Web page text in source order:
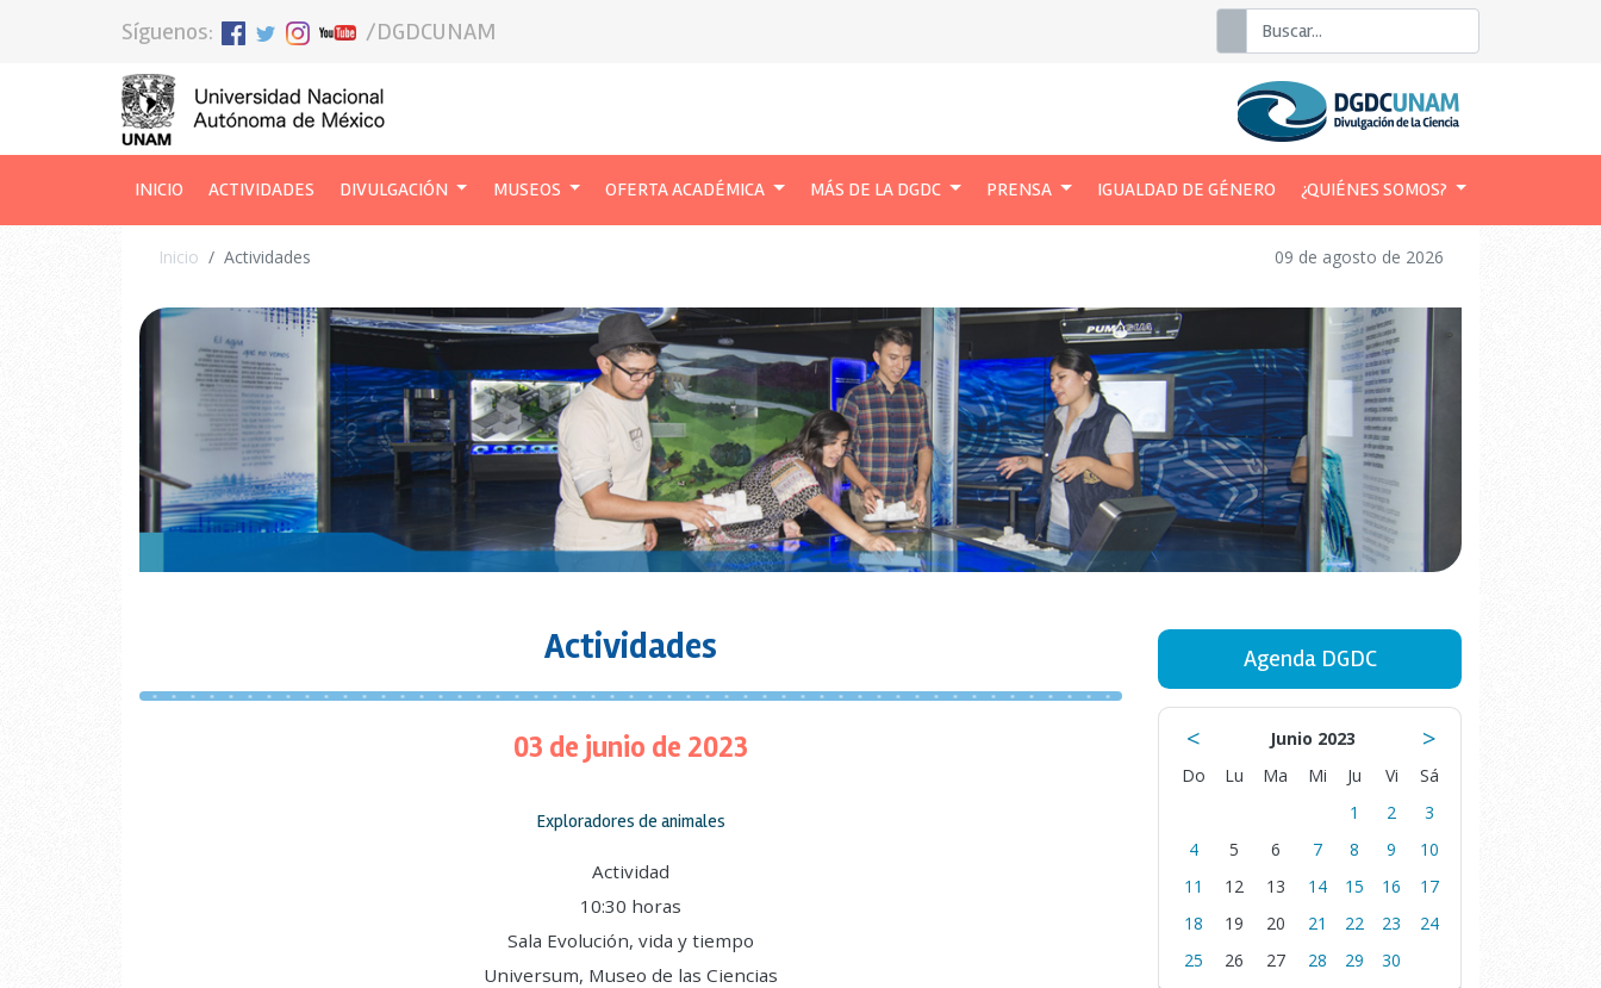
Síguenos: /DGDCUNAM Buscar
INICIO (CURRENT)
ACTIVIDADES DIVULGACIÓN MUSEOS OFERTA ACADÉMICA MÁS DE LA DGDC PRENSA IGUALDAD DE GÉNERO ¿QUIÉNES SOMOS?
Inicio Actividades 09 de agosto de 2026
Actividades
03 de junio de 2023
Exploradores de animales
Actividad
10:30 horas
Sala Evolución, vida y tiempo
Universum, Museo de las Ciencias
Agenda DGDC
< Junio 2023 >
Do Lu Ma Mi Ju Vi
Sá
1
2
3
4
5 6 7 8 9
10
11
12 13 14 15 16
17
18
19 20 21 22 23
24
25
26 27 28 29 30